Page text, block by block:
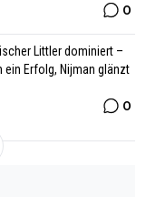
0
Littler dominiert –
ein Erfolg, Nijman glänzt
0